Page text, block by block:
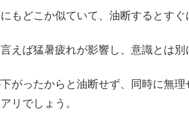
もどこか似ていて、油断するとすぐ
えば猛暑疲れが影響し、意識とは
がったからと油断せず、同時に無
リでしょう。